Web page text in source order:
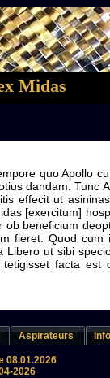
Midas
quo Apollo
dandam. Tunc
effecit ut
[exercitum]
beneficium
fieret. Quod cum
ut sibi
facta
Aspirateurs
08.01.2026
2026